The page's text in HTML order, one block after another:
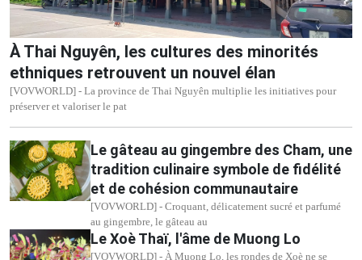
À Thai Nguyên, les cultures des minorités
ethniques retrouvent un nouvel élan
[VOVWORLD] - La province de Thai Nguyên multiplie les initiatives pour
préserver et valoriser le pat
Le gâteau au gingembre des Cham, une
tradition culinaire symbole de fidélité
et de cohésion communautaire
[VOVWORLD] - Croquant, délicatement sucré et parfumé
au gingembre, le gâteau au
Le Xoè Thaï, l'âme de Muong Lo
[VOVWORLD] - À Muong Lo, les rondes de Xoè ne se